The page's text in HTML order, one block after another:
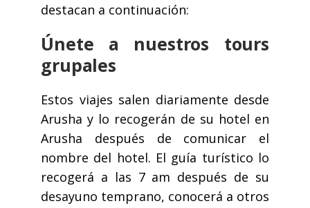
destacan a continuación:
Únete a nuestros tours
grupales
Estos viajes salen diariamente desde
Arusha y lo recogerán de su hotel en
Arusha después de comunicar el
nombre del hotel. El guía turístico lo
recogerá a las 7 am después de su
desayuno temprano, conocerá a otros